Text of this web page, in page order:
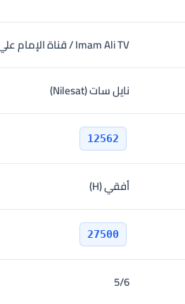
Imam Ali TV / قناة الإمام علي الفضائية
نايل سات (Nilesat)
12562
أفقي (H)
27500
5/6